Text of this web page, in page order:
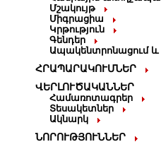
Մշակույթ
Միգրացիա
Կրթություն
Գենդեր
Ապակենտրոնացում
ՀՐԱՊԱՐԱԿՈՒՄՆԵՐ
ՎԵՐԼՈՒԾԱԿԱՆՆԵՐ
Համառոտագրեր
Տեսակետներ
Ակնարկ
ՆՈՐՈՒԹՅՈՒՆՆԵՐ